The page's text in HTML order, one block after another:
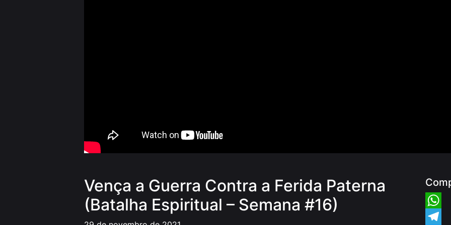
Vença a Guerra Contra a Ferida Paterna
(Batalha Espiritual – Semana #16)